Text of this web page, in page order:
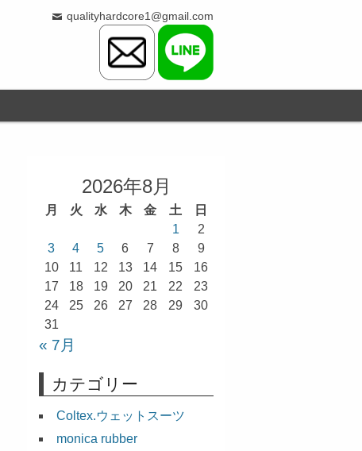
qualityhardcore1@gmail.com
2026年8月
月 火 水 木 金 土
日
1
2
3
4 5 6 7 8
9
10
11 12 13 14 15
16
17
18 19 20 21 22
23
24
25 26 27 28 29
30
31
« 7月
カテゴリー
Coltex.ウェットスーツ
monica rubber